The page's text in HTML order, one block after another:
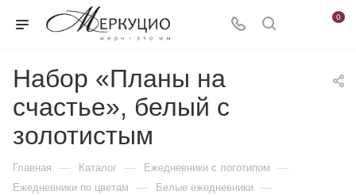
0
Набор «Планы на
счастье», белый с
золотистым
Главная — Каталог — Ежедневники c логотипом —
Ежедневники по цветам — Белые ежедневники —